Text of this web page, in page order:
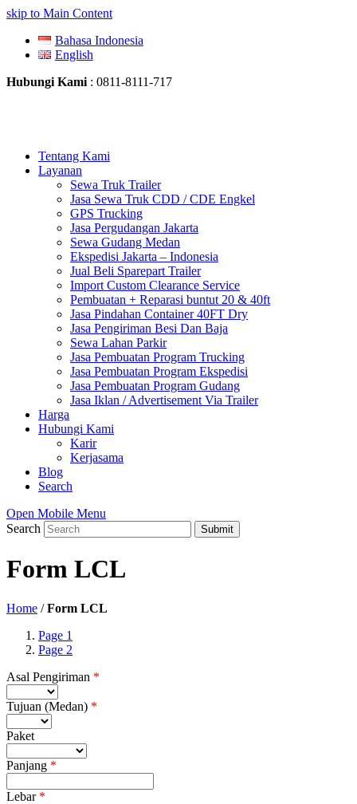
skip to Main Content
Bahasa Indonesia
English
Hubungi Kami : 0811-8111-717
Tentang Kami
Layanan
Sewa Truk Trailer
Jasa Sewa Truk CDD / CDE Engkel
GPS Trucking
Jasa Pergudangan Jakarta
Sewa Gudang Medan
Ekspedisi Jakarta – Indonesia
Jual Beli Sparepart Trailer
Import Custom Clearance Service
Pembuatan + Reparasi buntut 20 & 40ft
Jasa Pindahan Container 40FT Dry
Jasa Pengiriman Besi Dan Baja
Sewa Lahan Parkir
Jasa Pembuatan Program Trucking
Jasa Pembuatan Program Ekspedisi
Jasa Pembuatan Program Gudang
Jasa Iklan / Advertisement Via Trailer
Harga
Hubungi Kami
Karir
Kerjasama
Blog
Search
Open Mobile Menu
Search
Submit
Form LCL
Home /Form LCL
Page 1
Page 2
Asal Pengiriman *
Tujuan (Medan) *
Paket
Panjang *
Lebar *